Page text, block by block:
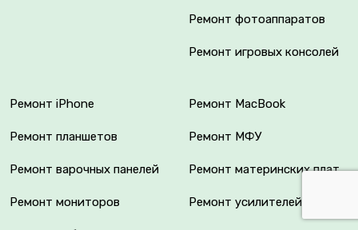
Ремонт фотоаппаратов
Ремонт игровых консолей
Ремонт iPhone
Ремонт планшетов
Ремонт варочных панелей
Ремонт мониторов
Ремонт MacBook
Ремонт МФУ
Ремонт материнских плат
Ремонт усилителей